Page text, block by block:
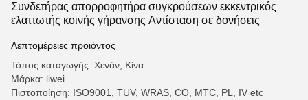
Συνδετήρας απορροφητήρα συγκρούσεων εκκεντρικός
ελαττωτής κοινής γήρανσης Αντίσταση σε δονήσεις
Λεπτομέρειες προιόντος
Τόπος καταγωγής: Χενάν, Κίνα
Μάρκα: liwei
Πιστοποίηση: ISO9001, TUV, WRAS, CO, MTC, PL, IV etc